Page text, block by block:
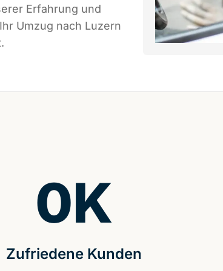
Erfahrung und
Umzug nach Luzern
Zufriedene Kunden
0K